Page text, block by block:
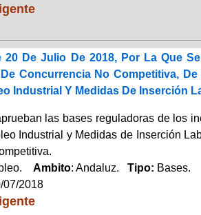
20 De Julio De 2018, Por La Que
De Concurrencia No Competitiva,
Industrial Y Medidas De Inserción
las bases reguladoras de los
Industrial y Medidas de Inserción
Ambito: Andaluz. Tipo: Bases.
07/2018